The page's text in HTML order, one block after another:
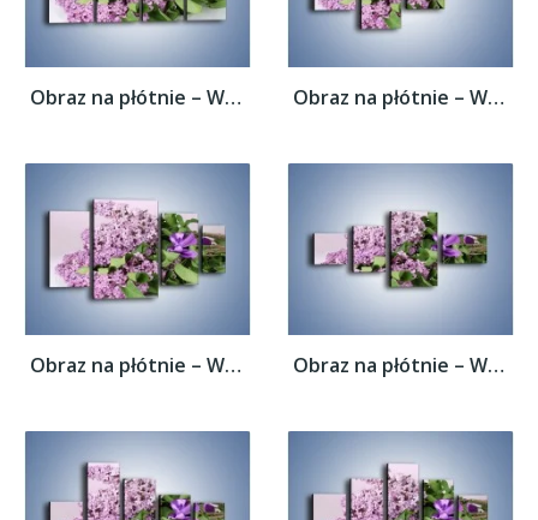
Obraz na płótnie – Wiązanka z bzem –... Obraz na płótnie – Wiązanka z bzem –...
Obraz na płótnie – Wiązanka z bzem –... Obraz na płótnie – Wiązanka z bzem –...